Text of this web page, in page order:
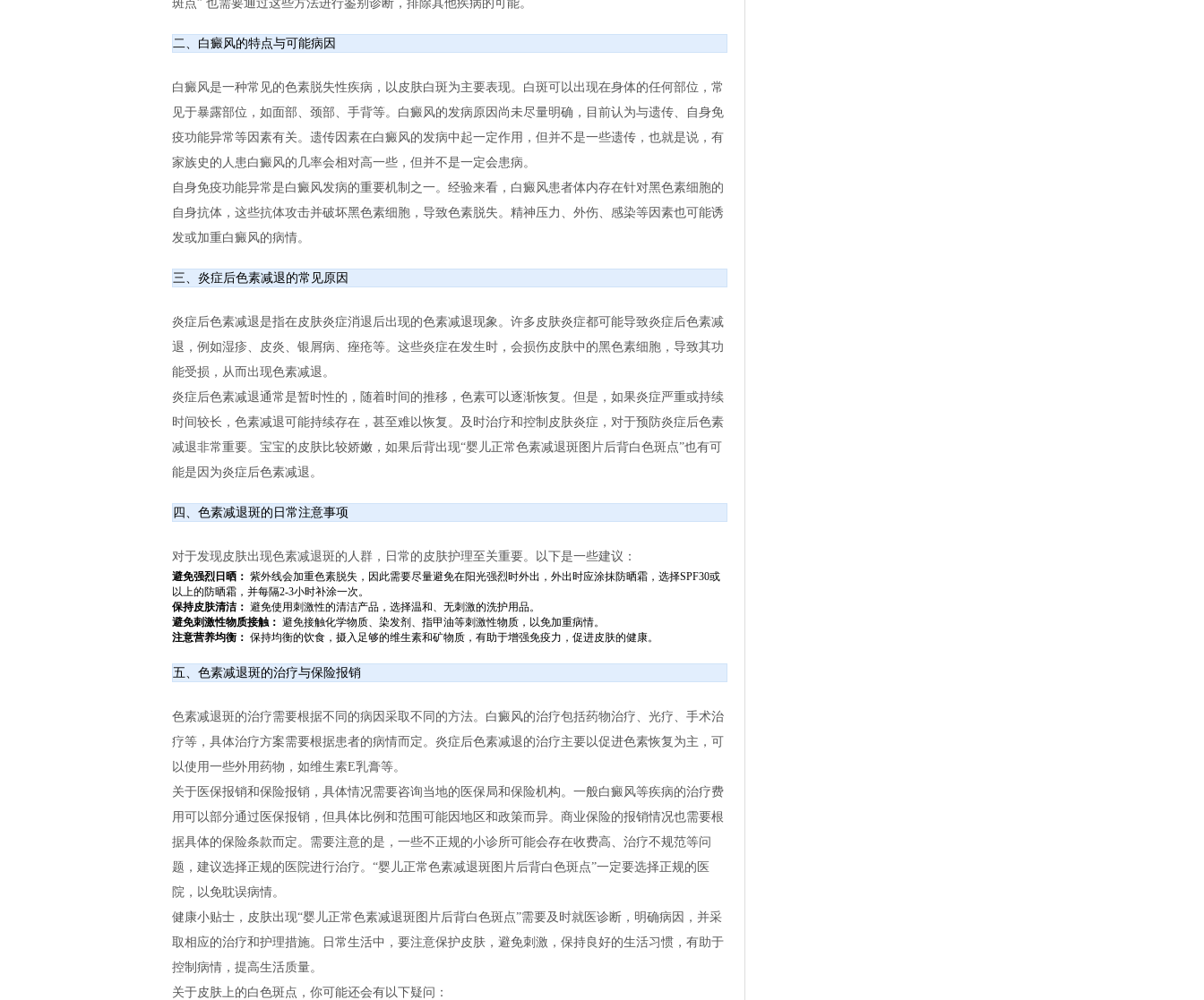
斑点” 也需要通过这些方法进行鉴别诊断，排除其他疾病的可能。
二、白癜风的特点与可能病因
白癜风是一种常见的色素脱失性疾病，以皮肤白斑为主要表现。白斑可以出现在身体的任何部位，常
见于暴露部位，如面部、颈部、手背等。白癜风的发病原因尚未尽量明确，目前认为与遗传、自身免
疫功能异常等因素有关。遗传因素在白癜风的发病中起一定作用，但并不是一些遗传，也就是说，有
家族史的人患白癜风的几率会相对高一些，但并不是一定会患病。
自身免疫功能异常是白癜风发病的重要机制之一。经验来看，白癜风患者体内存在针对黑色素细胞的
自身抗体，这些抗体攻击并破坏黑色素细胞，导致色素脱失。精神压力、外伤、感染等因素也可能诱
发或加重白癜风的病情。
三、炎症后色素减退的常见原因
炎症后色素减退是指在皮肤炎症消退后出现的色素减退现象。许多皮肤炎症都可能导致炎症后色素减
退，例如湿疹、皮炎、银屑病、痤疮等。这些炎症在发生时，会损伤皮肤中的黑色素细胞，导致其功
能受损，从而出现色素减退。
炎症后色素减退通常是暂时性的，随着时间的推移，色素可以逐渐恢复。但是，如果炎症严重或持续
时间较长，色素减退可能持续存在，甚至难以恢复。及时治疗和控制皮肤炎症，对于预防炎症后色素
减退非常重要。宝宝的皮肤比较娇嫩，如果后背出现“婴儿正常色素减退斑图片后背白色斑点”也有可
能是因为炎症后色素减退。
四、色素减退斑的日常注意事项
对于发现皮肤出现色素减退斑的人群，日常的皮肤护理至关重要。以下是一些建议：
避免强烈日晒： 紫外线会加重色素脱失，因此需要尽量避免在阳光强烈时外出，外出时应涂抹防晒霜，选择SPF30或
以上的防晒霜，并每隔2-3小时补涂一次。
保持皮肤清洁： 避免使用刺激性的清洁产品，选择温和、无刺激的洗护用品。
避免刺激性物质接触： 避免接触化学物质、染发剂、指甲油等刺激性物质，以免加重病情。
注意营养均衡： 保持均衡的饮食，摄入足够的维生素和矿物质，有助于增强免疫力，促进皮肤的健康。
五、色素减退斑的治疗与保险报销
色素减退斑的治疗需要根据不同的病因采取不同的方法。白癜风的治疗包括药物治疗、光疗、手术治
疗等，具体治疗方案需要根据患者的病情而定。炎症后色素减退的治疗主要以促进色素恢复为主，可
以使用一些外用药物，如维生素E乳膏等。
关于医保报销和保险报销，具体情况需要咨询当地的医保局和保险机构。一般白癜风等疾病的治疗费
用可以部分通过医保报销，但具体比例和范围可能因地区和政策而异。商业保险的报销情况也需要根
据具体的保险条款而定。需要注意的是，一些不正规的小诊所可能会存在收费高、治疗不规范等问
题，建议选择正规的医院进行治疗。“婴儿正常色素减退斑图片后背白色斑点”一定要选择正规的医
院，以免耽误病情。
健康小贴士，皮肤出现“婴儿正常色素减退斑图片后背白色斑点”需要及时就医诊断，明确病因，并采
取相应的治疗和护理措施。日常生活中，要注意保护皮肤，避免刺激，保持良好的生活习惯，有助于
控制病情，提高生活质量。
关于皮肤上的白色斑点，你可能还会有以下疑问：